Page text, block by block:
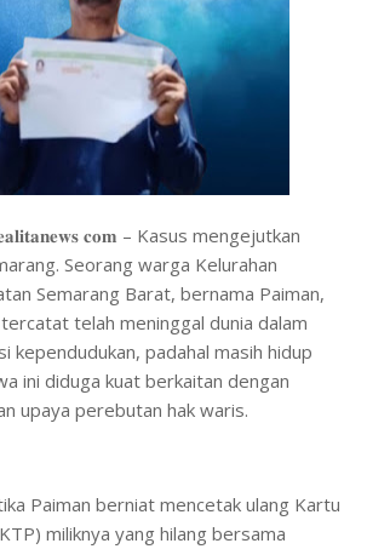
𝐜𝐨𝐦 – Kasus mengejutkan
Seorang warga Kelurahan
Semarang Barat, bernama Paiman,
telah meninggal dunia dalam
kependudukan, padahal masih hidup
ini diduga kuat berkaitan dengan
upaya perebutan hak waris.
Paiman berniat mencetak ulang Kartu
miliknya yang hilang bersama